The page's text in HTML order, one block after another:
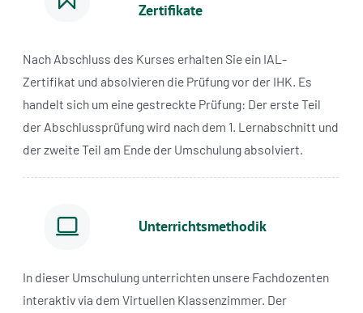
Zertifikate
Nach Abschluss des Kurses erhalten Sie ein IAL-
Zertifikat und absolvieren die Prüfung vor der IHK. Es
handelt sich um eine gestreckte Prüfung: Der erste Teil
der Abschlussprüfung wird nach dem 1. Lernabschnitt und
der zweite Teil am Ende der Umschulung absolviert.
Unterrichtsmethodik
In dieser Umschulung unterrichten unsere Fachdozenten
interaktiv via dem Virtuellen Klassenzimmer. Der